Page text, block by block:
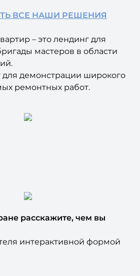
мастеров в области
для демонстрации широкого
ремонтных работ.
расскажите, чем вы
интерактивной формой